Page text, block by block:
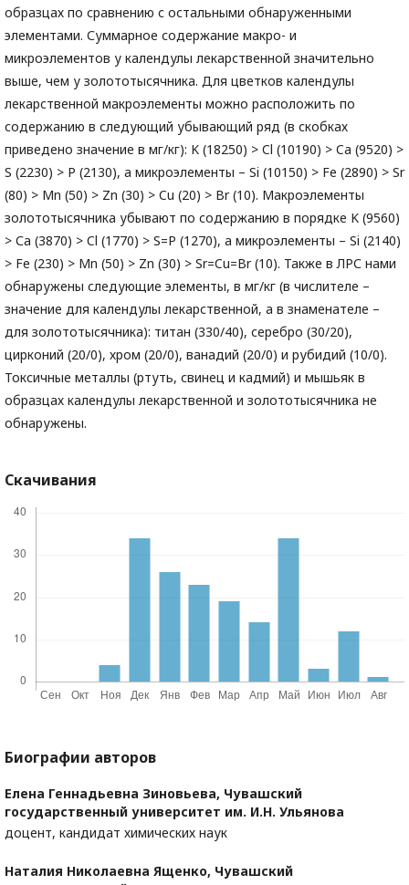
образцах по сравнению с остальными обнаруженными
элементами. Суммарное содержание макро- и
микроэлементов у календулы лекарственной значительно
выше, чем у золототысячника. Для цветков календулы
лекарственной макроэлементы можно расположить по
содержанию в следующий убывающий ряд (в скобках
приведено значение в мг/кг): K (18250) > Cl (10190) > Ca (9520) >
S (2230) > P (2130), а микроэлементы – Si (10150) > Fe (2890) > Sr
(80) > Mn (50) > Zn (30) > Cu (20) > Br (10). Макроэлементы
золототысячника убывают по содержанию в порядке K (9560)
> Са (3870) > Cl (1770) > S=P (1270), а микроэлементы – Si (2140)
> Fe (230) > Mn (50) > Zn (30) > Sr=Cu=Br (10). Также в ЛРС нами
обнаружены следующие элементы, в мг/кг (в числителе –
значение для календулы лекарственной, а в знаменателе –
для золототысячника): титан (330/40), серебро (30/20),
цирконий (20/0), хром (20/0), ванадий (20/0) и рубидий (10/0).
Токсичные металлы (ртуть, свинец и кадмий) и мышьяк в
образцах календулы лекарственной и золототысячника не
обнаружены.
Скачивания
Биографии авторов
Елена Геннадьевна Зиновьева, Чувашский
государственный университет им. И.Н. Ульянова
доцент, кандидат химических наук
Наталия Николаевна Ященко, Чувашский